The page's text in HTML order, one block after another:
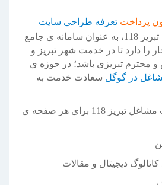
پرداخت تعرفه طراحی سایت
تبریز 118، به عنوان سامانه ی جامع
را دارد تا در خدمت شهر تبریز و
محترم تبریزی باشد؛ در حوزه ی
در گوگل سعادت خدمت به
امکانات سایت تبلیغات مشاغل تبریز 118 برای هر صفحه ی
دیجیتال و مقالات